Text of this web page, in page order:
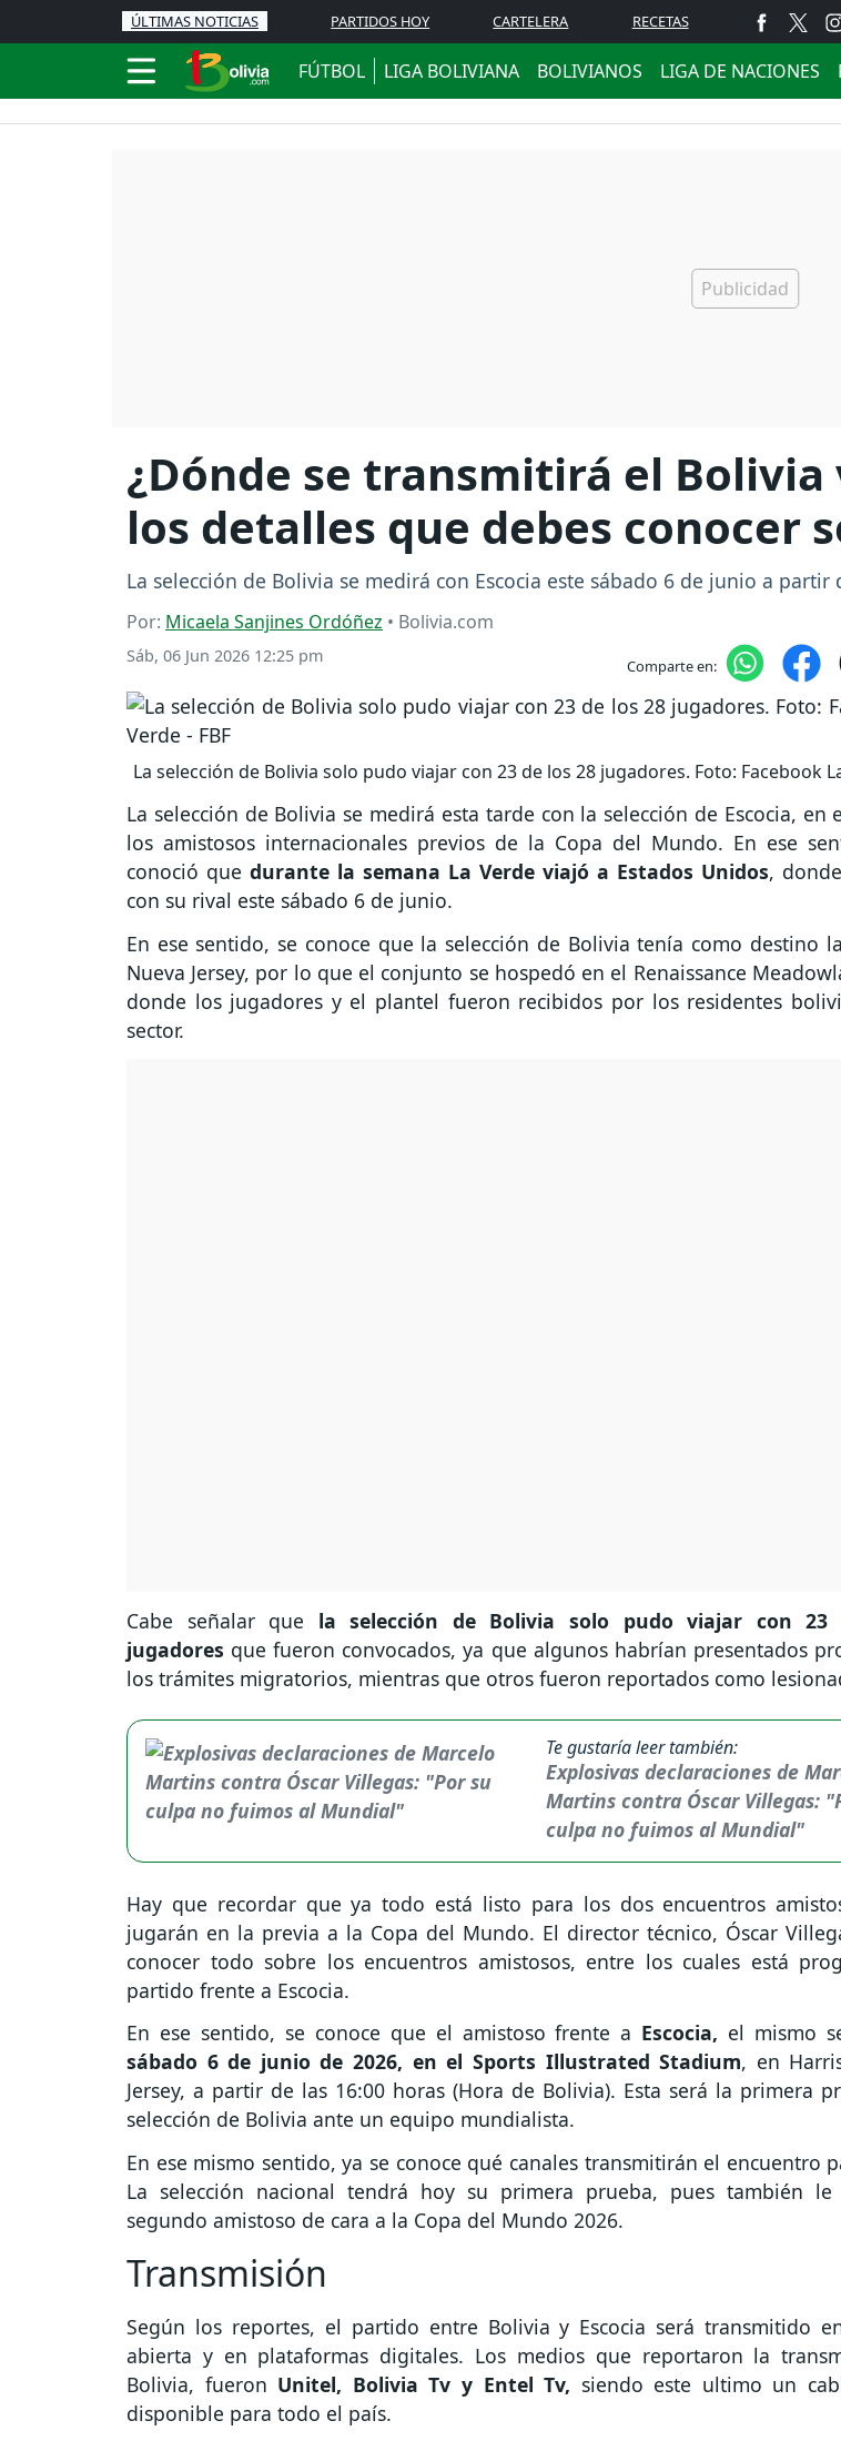
ÚLTIMAS NOTICIAS PARTIDOS HOY CARTELERA RECETAS
FÚTBOL LIGA BOLIVIANA BOLIVIANOS LIGA DE NACIONES
¿Dónde se transmitirá el Bolivia
los detalles que debes conocer
La selección de Bolivia se medirá con Escocia este sábado 6 de junio a partir
Por: Micaela Sanjines Ordóñez • Bolivia.com
Sáb, 06 Jun 2026 12:25 pm Comparte en:
La selección de Bolivia solo pudo viajar con 23 de los 28 jugadores. Foto: Facebook
La selección de Bolivia se medirá esta tarde con la selección de Escocia, en
los amistosos internacionales previos de la Copa del Mundo. En ese
conoció que durante la semana La Verde viajó a Estados Unidos,
con su rival este sábado 6 de junio.
En ese sentido, se conoce que la selección de Bolivia tenía como destino
Nueva Jersey, por lo que el conjunto se hospedó en el Renaissance
donde los jugadores y el plantel fueron recibidos por los residentes
sector.
Cabe señalar que la selección de Bolivia solo pudo viajar con 23
jugadores que fueron convocados, ya que algunos habrían presentados
los trámites migratorios, mientras que otros fueron reportados como
Te gustaría leer también:
Explosivas declaraciones de
Martins contra Óscar Villegas:
culpa no fuimos al Mundial"
Hay que recordar que ya todo está listo para los dos encuentros
jugarán en la previa a la Copa del Mundo. El director técnico, Óscar
conocer todo sobre los encuentros amistosos, entre los cuales está
partido frente a Escocia.
En ese sentido, se conoce que el amistoso frente a Escocia, el mismo
sábado 6 de junio de 2026, en el Sports Illustrated Stadium, en
Jersey, a partir de las 16:00 horas (Hora de Bolivia). Esta será la primera
selección de Bolivia ante un equipo mundialista.
En ese mismo sentido, ya se conoce qué canales transmitirán el encuentro
La selección nacional tendrá hoy su primera prueba, pues también le
segundo amistoso de cara a la Copa del Mundo 2026.
Transmisión
Según los reportes, el partido entre Bolivia y Escocia será transmitido
abierta y en plataformas digitales. Los medios que reportaron la
Bolivia, fueron Unitel, Bolivia Tv y Entel Tv, siendo este ultimo un
disponible para todo el país.